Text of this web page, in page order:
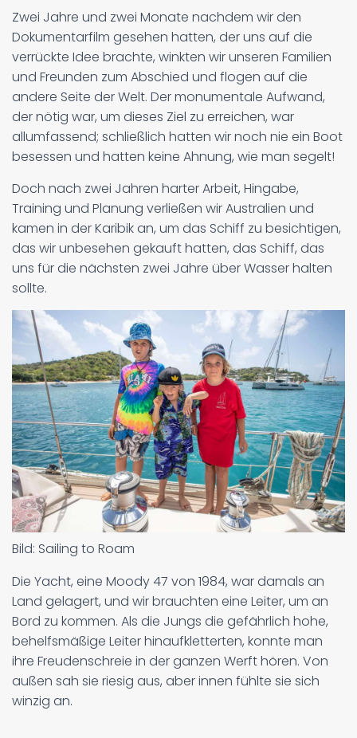
Zwei Jahre und zwei Monate nachdem wir den
Dokumentarfilm gesehen hatten, der uns auf die
verrückte Idee brachte, winkten wir unseren Familien
und Freunden zum Abschied und flogen auf die
andere Seite der Welt. Der monumentale Aufwand,
der nötig war, um dieses Ziel zu erreichen, war
allumfassend; schließlich hatten wir noch nie ein Boot
besessen und hatten keine Ahnung, wie man segelt!
Doch nach zwei Jahren harter Arbeit, Hingabe,
Training und Planung verließen wir Australien und
kamen in der Karibik an, um das Schiff zu besichtigen,
das wir unbesehen gekauft hatten, das Schiff, das
uns für die nächsten zwei Jahre über Wasser halten
sollte.
Bild: Sailing to Roam
Die Yacht, eine Moody 47 von 1984, war damals an
Land gelagert, und wir brauchten eine Leiter, um an
Bord zu kommen. Als die Jungs die gefährlich hohe,
behelfsmäßige Leiter hinaufkletterten, konnte man
ihre Freudenschreie in der ganzen Werft hören. Von
außen sah sie riesig aus, aber innen fühlte sie sich
winzig an.